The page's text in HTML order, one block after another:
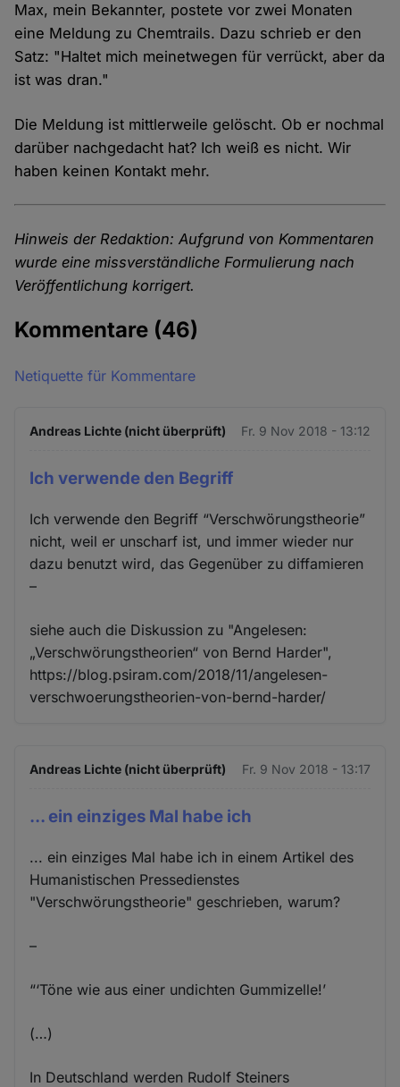
Max, mein Bekannter, postete vor zwei Monaten
eine Meldung zu Chemtrails. Dazu schrieb er den
Satz: "Haltet mich meinetwegen für verrückt, aber da
ist was dran."
Die Meldung ist mittlerweile gelöscht. Ob er nochmal
darüber nachgedacht hat? Ich weiß es nicht. Wir
haben keinen Kontakt mehr.
Hinweis der Redaktion: Aufgrund von Kommentaren
wurde eine missverständliche Formulierung nach
Veröffentlichung korrigert.
Kommentare (46)
Netiquette für Kommentare
Andreas Lichte (nicht überprüft) Fr. 9 Nov 2018 - 13:12
Ich verwende den Begriff
Ich verwende den Begriff “Verschwörungstheorie”
nicht, weil er unscharf ist, und immer wieder nur
dazu benutzt wird, das Gegenüber zu diffamieren
–
siehe auch die Diskussion zu "Angelesen:
„Verschwörungstheorien“ von Bernd Harder",
https://blog.psiram.com/2018/11/angelesen-
verschwoerungstheorien-von-bernd-harder/
Andreas Lichte (nicht überprüft) Fr. 9 Nov 2018 - 13:17
... ein einziges Mal habe ich
... ein einziges Mal habe ich in einem Artikel des
Humanistischen Pressedienstes
"Verschwörungstheorie" geschrieben, warum?
–
“‘Töne wie aus einer undichten Gummizelle!’
(…)
In Deutschland werden Rudolf Steiners